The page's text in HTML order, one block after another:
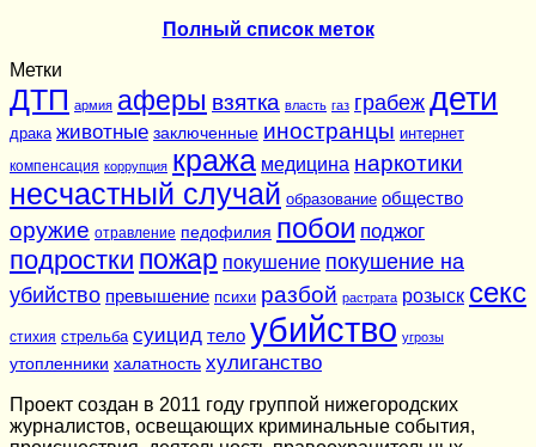
Полный список меток
Метки
ДТП армия аферы взятка власть газ грабеж дети
драка животные заключенные иностранцы интернет
компенсация коррупция кража медицина наркотики
несчастный случай образование общество
оружие отравление педофилия побои поджог
подростки пожар покушение покушение на
убийство превышение психи разбой растрата розыск секс
стихия стрельба суицид тело убийство угрозы
утопленники халатность хулиганство
Проект создан в 2011 году группой нижегородских
журналистов, освещающих криминальные события,